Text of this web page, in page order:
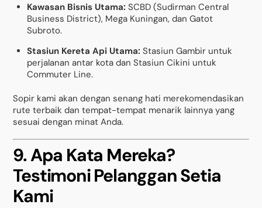
Kawasan Bisnis Utama: SCBD (Sudirman Central
Business District), Mega Kuningan, dan Gatot
Subroto.
Stasiun Kereta Api Utama: Stasiun Gambir untuk
perjalanan antar kota dan Stasiun Cikini untuk
Commuter Line.
Sopir kami akan dengan senang hati merekomendasikan
rute terbaik dan tempat-tempat menarik lainnya yang
sesuai dengan minat Anda.
9. Apa Kata Mereka?
Testimoni Pelanggan Setia
Kami